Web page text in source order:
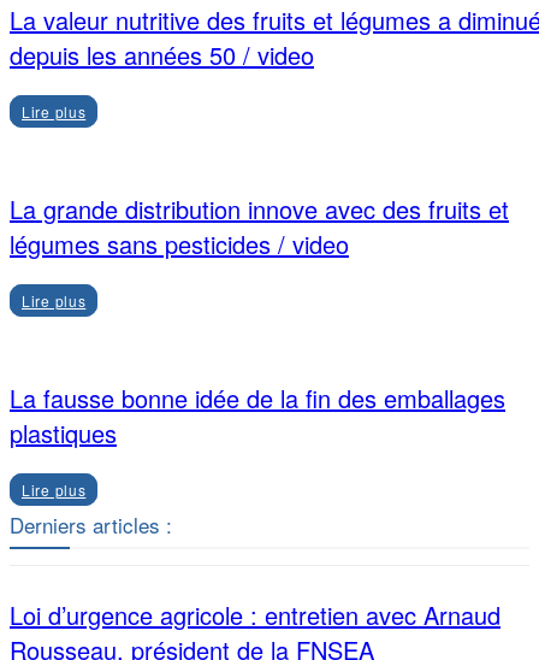
La valeur nutritive des fruits et légumes a
depuis les années 50 / video
Lire plus
La grande distribution innove avec des fruits et
légumes sans pesticides / video
Lire plus
La fausse bonne idée de la fin des emballages
plastiques
Lire plus
Derniers articles :
Loi d’urgence agricole : entretien avec Arnaud
Rousseau, président de la FNSEA